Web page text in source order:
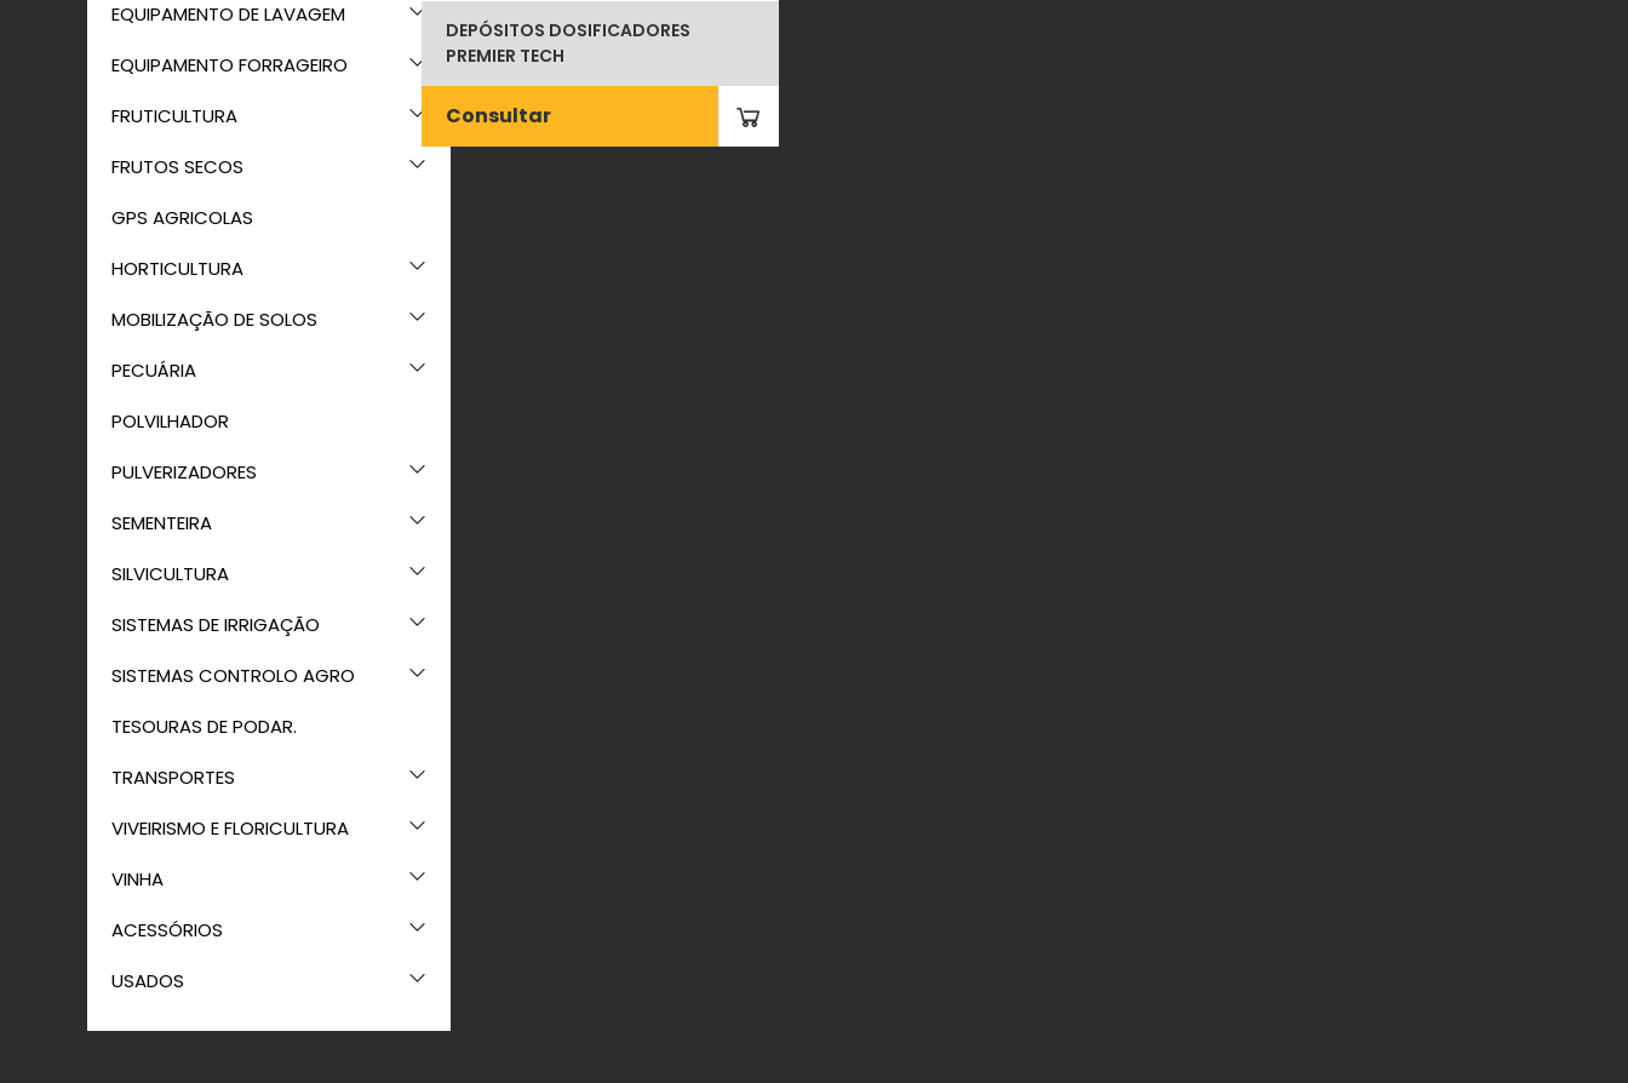
EQUIPAMENTO DE LAVAGEM
EQUIPAMENTO FORRAGEIRO
FRUTICULTURA
FRUTOS SECOS
GPS AGRICOLAS
HORTICULTURA
MOBILIZAÇÃO DE SOLOS
PECUÁRIA
POLVILHADOR
PULVERIZADORES
SEMENTEIRA
SILVICULTURA
SISTEMAS DE IRRIGAÇÃO
SISTEMAS CONTROLO AGRO
TESOURAS DE PODAR.
TRANSPORTES
VIVEIRISMO E FLORICULTURA
VINHA
ACESSÓRIOS
USADOS
DEPÓSITOS DOSIFICADORES
PREMIER TECH
Consultar